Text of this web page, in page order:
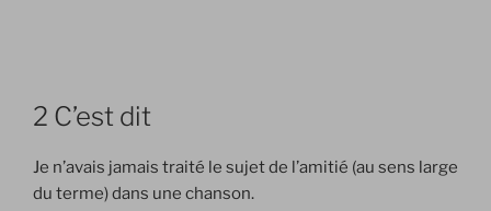
2 C’est dit
Je n’avais jamais traité le sujet de l’amitié (au sens large
du terme) dans une chanson.